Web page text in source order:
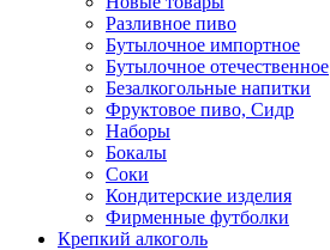
Разливное пиво
Бутылочное импортное
Бутылочное отечественное
Безалкогольные напитки
Фруктовое пиво, Сидр
Наборы
Бокалы
Соки
Кондитерские изделия
Фирменные футболки
Крепкий алкоголь